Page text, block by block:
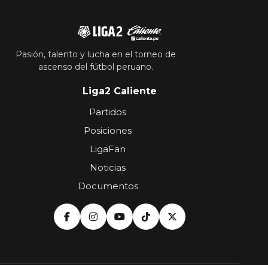
Pasión, talento y lucha en el torneo de
ascenso del fútbol peruano.
Liga2 Caliente
Partidos
Posiciones
LigaFan
Noticias
Documentos